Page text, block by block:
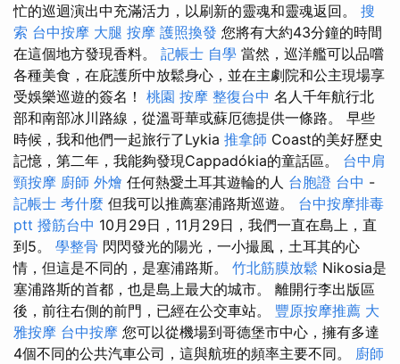
忙的巡迴演出中充滿活力，以刷新的靈魂和靈魂返回。 搜
索 台中按摩 大腿 按摩 護照換發 您將有大約43分鐘的時間
在這個地方發現香料。 記帳士 自學 當然，巡洋艦可以品嚐
各種美食，在庇護所中放鬆身心，並在主劇院和公主現場享
受娛樂巡遊的簽名！ 桃園 按摩 整復台中 名人千年航行北
部和南部冰川路線，從溫哥華或蘇厄德提供一條路。 早些
時候，我和他們一起旅行了Lykia 推拿師 Coast的美好歷史
記憶，第二年，我能夠發現Cappadókia的童話區。 台中肩
頸按摩 廚師 外燴 任何熱愛土耳其遊輪的人 台胞證 台中 -
記帳士 考什麼 但我可以推薦塞浦路斯巡遊。 台中按摩排毒
ptt 撥筋台中 10月29日，11月29日，我們一直在島上，直
到5。 學整骨 閃閃發光的陽光，一小撮風，土耳其的心
情，但這是不同的，是塞浦路斯。 竹北筋膜放鬆 Nikosia是
塞浦路斯的首都，也是島上最大的城市。 離開行李出版區
後，前往右側的前門，已經在公交車站。 豐原按摩推薦 大
雅按摩 台中按摩 您可以從機場到哥德堡市中心，擁有多達
4個不同的公共汽車公司，這與航班的頻率主要不同。 廚師